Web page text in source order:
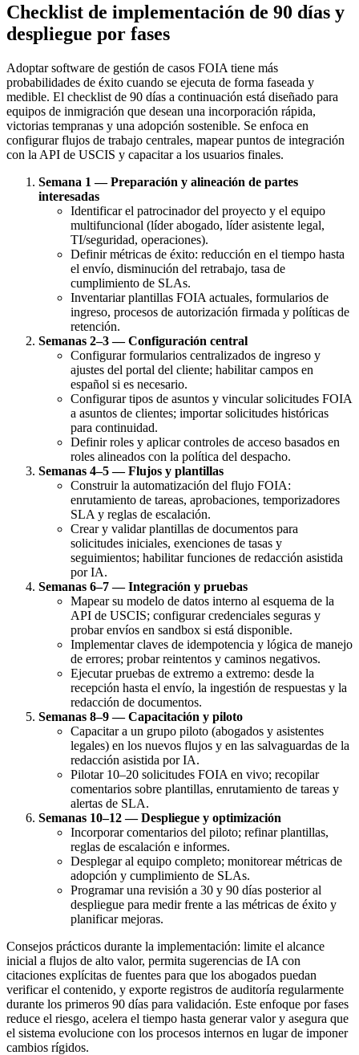
Checklist de implementación de 90 días y
despliegue por fases
Adoptar software de gestión de casos FOIA tiene más
probabilidades de éxito cuando se ejecuta de forma faseada y
medible. El checklist de 90 días a continuación está diseñado para
equipos de inmigración que desean una incorporación rápida,
victorias tempranas y una adopción sostenible. Se enfoca en
configurar flujos de trabajo centrales, mapear puntos de integración
con la API de USCIS y capacitar a los usuarios finales.
Semana 1 — Preparación y alineación de partes
interesadas
Identificar el patrocinador del proyecto y el equipo
multifuncional (líder abogado, líder asistente legal,
TI/seguridad, operaciones).
Definir métricas de éxito: reducción en el tiempo hasta
el envío, disminución del retrabajo, tasa de
cumplimiento de SLAs.
Inventariar plantillas FOIA actuales, formularios de
ingreso, procesos de autorización firmada y políticas de
retención.
Semanas 2–3 — Configuración central
Configurar formularios centralizados de ingreso y
ajustes del portal del cliente; habilitar campos en
español si es necesario.
Configurar tipos de asuntos y vincular solicitudes FOIA
a asuntos de clientes; importar solicitudes históricas
para continuidad.
Definir roles y aplicar controles de acceso basados en
roles alineados con la política del despacho.
Semanas 4–5 — Flujos y plantillas
Construir la automatización del flujo FOIA:
enrutamiento de tareas, aprobaciones, temporizadores
SLA y reglas de escalación.
Crear y validar plantillas de documentos para
solicitudes iniciales, exenciones de tasas y
seguimientos; habilitar funciones de redacción asistida
por IA.
Semanas 6–7 — Integración y pruebas
Mapear su modelo de datos interno al esquema de la
API de USCIS; configurar credenciales seguras y
probar envíos en sandbox si está disponible.
Implementar claves de idempotencia y lógica de manejo
de errores; probar reintentos y caminos negativos.
Ejecutar pruebas de extremo a extremo: desde la
recepción hasta el envío, la ingestión de respuestas y la
redacción de documentos.
Semanas 8–9 — Capacitación y piloto
Capacitar a un grupo piloto (abogados y asistentes
legales) en los nuevos flujos y en las salvaguardas de la
redacción asistida por IA.
Pilotar 10–20 solicitudes FOIA en vivo; recopilar
comentarios sobre plantillas, enrutamiento de tareas y
alertas de SLA.
Semanas 10–12 — Despliegue y optimización
Incorporar comentarios del piloto; refinar plantillas,
reglas de escalación e informes.
Desplegar al equipo completo; monitorear métricas de
adopción y cumplimiento de SLAs.
Programar una revisión a 30 y 90 días posterior al
despliegue para medir frente a las métricas de éxito y
planificar mejoras.
Consejos prácticos durante la implementación: limite el alcance
inicial a flujos de alto valor, permita sugerencias de IA con
citaciones explícitas de fuentes para que los abogados puedan
verificar el contenido, y exporte registros de auditoría regularmente
durante los primeros 90 días para validación. Este enfoque por fases
reduce el riesgo, acelera el tiempo hasta generar valor y asegura que
el sistema evolucione con los procesos internos en lugar de imponer
cambios rígidos.